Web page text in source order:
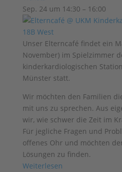
Sep. 24 um 14:30 – 16:00
Unser Elterncafé findet ein
November) im Spielzimmer
kinderkardiologischen
Münster statt.
Wir möchten den Familien
mit uns zu sprechen. Aus
wir, wie schwer die Zeit im
Für jegliche Fragen und
offenes Ohr und möchten
Lösungen zu finden.
Weiterlesen